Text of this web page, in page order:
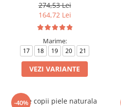
274,53 Lei
164,72 Lei
Marime:
17 18 19 20 21
VEZI VARIANTE
-40%
Ghete copii piele naturala